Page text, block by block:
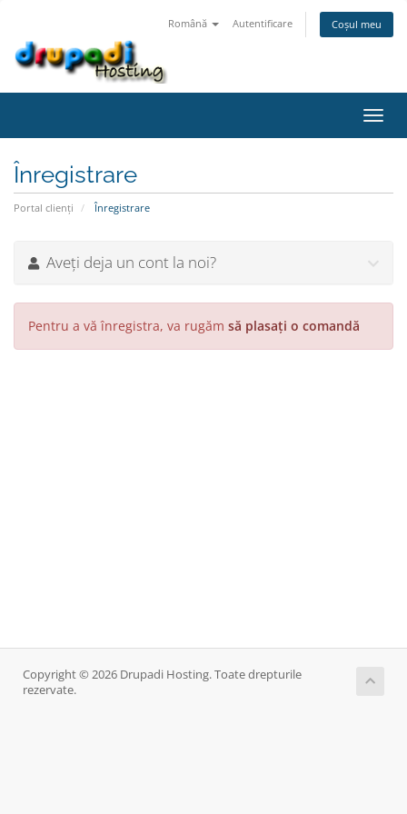
Română Autentificare Coșul meu
Înregistrare
Portal clienți Înregistrare
Aveți deja un cont la noi?
Pentru a vă înregistra, va rugăm să plasați o comandă
Copyright © 2026 Drupadi Hosting. Toate drepturile
rezervate.